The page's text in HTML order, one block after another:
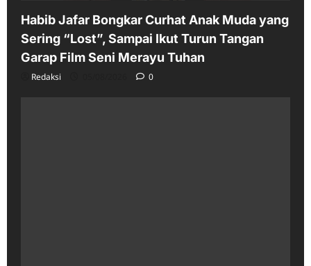
Habib Jafar Bongkar Curhat Anak Muda yang
Sering “Lost”, Sampai Ikut Turun Tangan
Garap Film Seni Merayu Tuhan
Redaksi 0